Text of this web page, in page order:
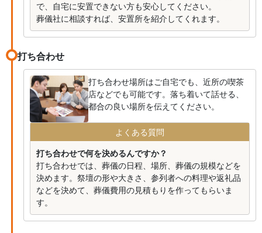
で、自宅に安置できない方も安心してください。
葬儀社に相談すれば、安置所を紹介してくれます。
打ち合わせ
打ち合わせ場所はご自宅でも、近所の喫茶
店などでも可能です。落ち着いて話せる、
都合の良い場所を伝えてください。
よくある質問
打ち合わせで何を決めるんですか？
打ち合わせでは、葬儀の日程、場所、葬儀の規模などを
決めます。祭壇の形や大きさ、参列者への料理や返礼品
などを決めて、葬儀費用の見積もりを作ってもらいま
す。